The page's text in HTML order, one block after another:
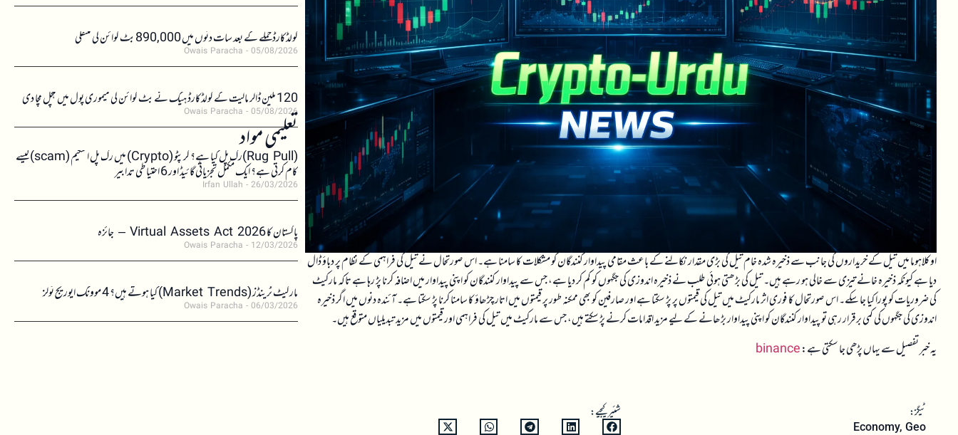
اوکلاہوما میں تیل کے خریداروں کی جانب سے ذخیرہ شدہ خام تیل کی بڑی مقدار نکالنے کے باعث مقامی پیداوار کنندگان کو مشکلات کا سامنا ہے۔ اس صورتحال نے تیل کی فراہمی کے نظام پر دباؤ ڈال
دیا ہے کیونکہ ذخیرہ خانے تیزی سے خالی ہو رہے ہیں۔ تیل کی بڑھتی ہوئی طلب نے ذخیرہ اندوزی کی جگہوں کو کم کر دیا ہے، جس سے پیداوار کنندگان کو اپنی پیداوار میں اضافہ کرنا پڑ رہا ہے تاکہ مارکیٹ
کی ضروریات کو پورا کیا جا سکے۔ اس صورتحال کا فوری اثر مارکیٹ میں تیل کی قیمتوں پر پڑ سکتا ہے اور صارفین کو بھی ممکنہ طور پر قیمتوں میں اتار چڑھاؤ کا سامنا کرنا پڑ سکتا ہے۔ آئندہ دنوں میں اگر ذخیرہ
اندوزی کی جگہوں کی کمی برقرار رہی تو پیداوار کنندگان کو اپنی پیداوار بڑھانے کے لیے مزید اقدامات کرنے پڑ سکتے ہیں، جس سے مارکیٹ میں تیل کی فراہمی اور قیمتوں میں مزید تبدیلیاں متوقع ہیں۔
یہ خبر تفصیل سے یہاں پڑھی جا سکتی ہے:binance
ٹیگز:
Economy, Geo
شئیر کیجیے:
کولڈکارڈ حملے کے بعد سات دنوں میں 890,000 بٹ کوائن کی منتقلی
Owais Paracha 05/08/2026
120 ملین ڈالر مالیت کے کولڈکارڈ ہیک نے بٹ کوائن کی میموری پول میں ہلچل مچا دی
Owais Paracha 05/08/2026
تعلیمی مواد (Rug Pull)رگ پل کیا ہے؟ کرپٹو (Crypto) میں رگ پل اسکیم (scam)کیسے
کام کرتی ہے؟ ایک مکمل تجزیاتی گائیڈ اور 6 احتیاطی تدابیر
Irfan Ullah 26/03/2026
پاکستان کا Virtual Assets Act 2026 – جائزہ
Owais Paracha 12/03/2026
مارکیٹ ٹرینڈز (Market Trends) کیا ہوتے ہیں؟ 4 موونگ ایوریج ٹولز
Owais Paracha 06/03/2026